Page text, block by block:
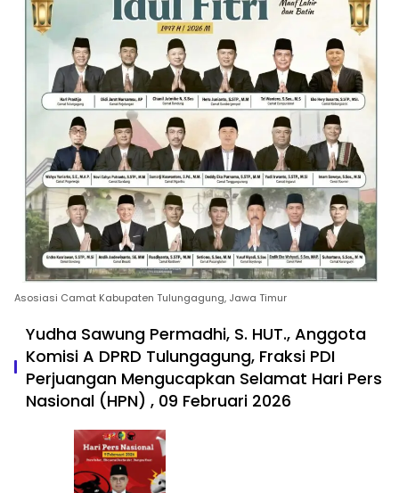
Asosiasi Camat Kabupaten Tulungagung, Jawa Timur
Yudha Sawung Permadhi, S. HUT., Anggota
Komisi A DPRD Tulungagung, Fraksi PDI
Perjuangan Mengucapkan Selamat Hari Pers
Nasional (HPN) , 09 Februari 2026